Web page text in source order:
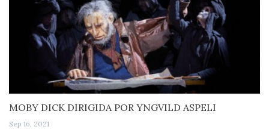
MOBY DICK DIRIGIDA POR YNGVILD ASPELI
Sep 16, 2021